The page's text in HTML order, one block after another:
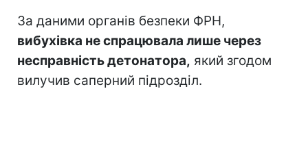
За даними органів безпеки ФРН,
вибухівка не спрацювала лише через
несправність детонатора, який згодом
вилучив саперний підрозділ.